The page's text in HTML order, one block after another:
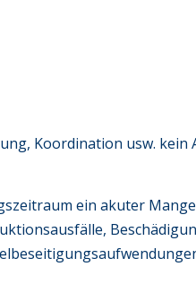
Koordination usw.
ein akuter